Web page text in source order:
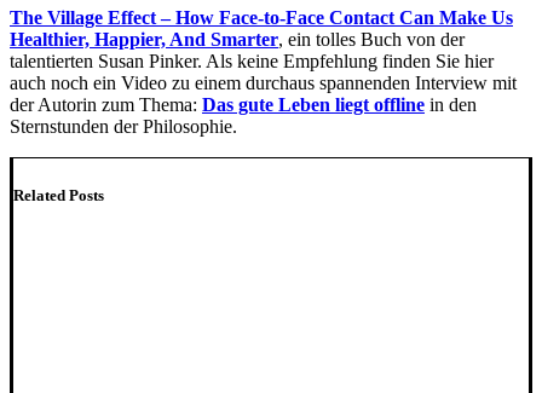
The Village Effect – How Face-to-Face Contact Can Make Us
Healthier, Happier, And Smarter, ein tolles Buch von der
talentierten Susan Pinker. Als keine Empfehlung finden Sie hier
auch noch ein Video zu einem durchaus spannenden Interview mit
der Autorin zum Thema: Das gute Leben liegt offline in den
Sternstunden der Philosophie.
Related Posts